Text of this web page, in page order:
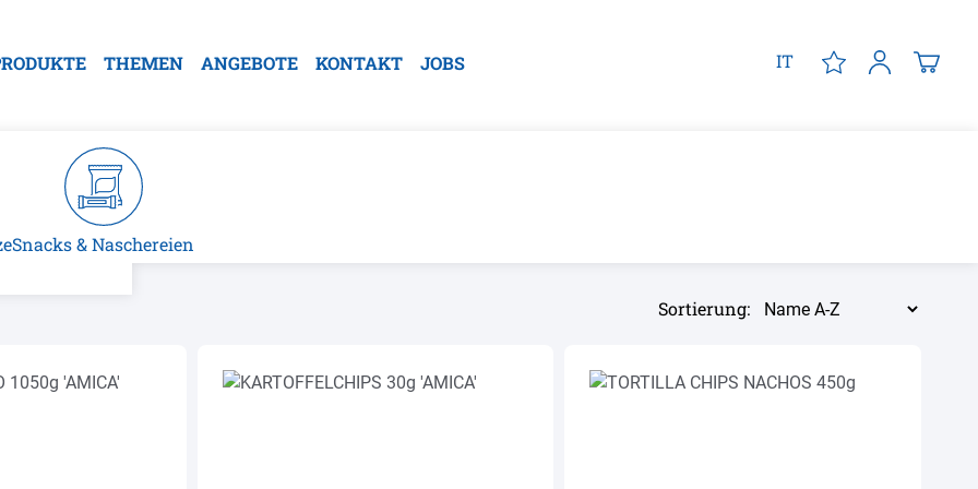
THEMEN ANGEBOTE KONTAKT JOBS IT
Snacks & Naschereien
Sortierung: